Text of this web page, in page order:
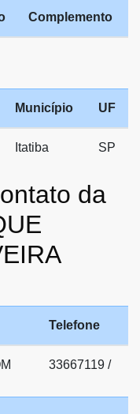
Complemento
Município UF
Itatiba SP
da
Telefone
33667119 /